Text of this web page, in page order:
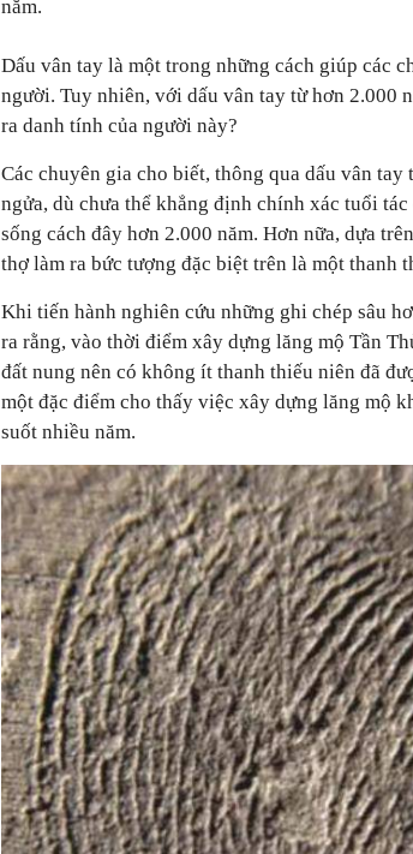
năm.
Dấu vân tay là một trong những cách giúp các
người. Tuy nhiên, với dấu vân tay từ hơn 2.000
ra danh tính của người này?
Các chuyên gia cho biết, thông qua dấu vân
ngửa, dù chưa thể khẳng định chính xác tuổi
sống cách đây hơn 2.000 năm. Hơn nữa, dựa
thợ làm ra bức tượng đặc biệt trên là một thanh
Khi tiến hành nghiên cứu những ghi chép sâu
ra rằng, vào thời điểm xây dựng lăng mộ Tần
đất nung nên có không ít thanh thiếu niên đã
một đặc điểm cho thấy việc xây dựng lăng mộ
suốt nhiều năm.